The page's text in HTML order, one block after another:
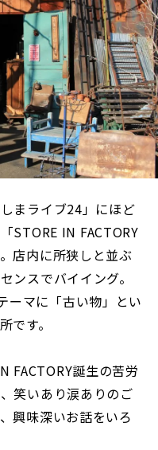
まライブ24」にほど
STORE IN FACTORY
店内に所狭しと並ぶ
ンスでバイイング。
ーマに「古い物」とい
です。
FACTORY誕生の苦労
笑いあり涙ありのご
興味深いお話をいろ